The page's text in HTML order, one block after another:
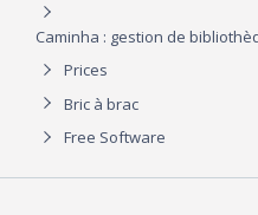
Caminha : gestion de
Prices
Bric à brac
Free Software